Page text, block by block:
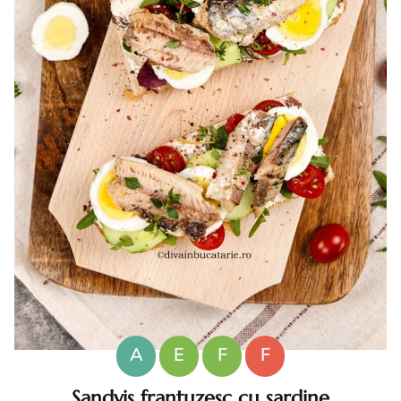
A E F
F